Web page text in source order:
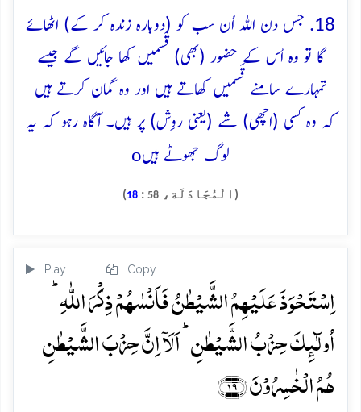
18. جس دن اللہ اُن سب کو (دوبارہ زندہ کر کے) اٹھائے
گا تو وہ اُس کے حضور (بھی) قَسمیں کھا جائیں گے جیسے
تمہارے سامنے قَسمیں کھاتے ہیں اور وہ گمان کرتے ہیں
کہ وہ کسی (اچھی) شے (یعنی روِش) پر ہیں۔ آگاہ رہو کہ یہ
لوگ جھوٹے ہیںo
(الْمُجَادَلَة، 58
:
18
)
Play Copy
اِسۡتَحۡوَذَ عَلَیۡہِمُ الشَّیۡطٰنُ فَاَنۡسٰہُمۡ ذِکۡرَ اللّٰہِ ؕ
اُولٰٓئِکَ حِزۡبُ الشَّیۡطٰنِ ؕ اَلَاۤ اِنَّ حِزۡبَ الشَّیۡطٰنِ
ہُمُ الۡخٰسِرُوۡنَ ﴿۱۹﴾